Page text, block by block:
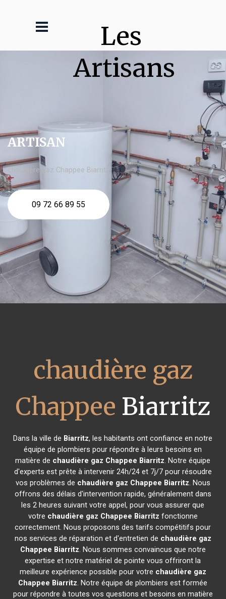
Les
Artisans
ARTISAN
chaudière gaz Chappee Biarritz
09 72 66 89 55
chaudière gaz
Chappee Biarritz
Dans la ville de Biarritz, les habitants ont confiance en notre
équipe de plombiers pour répondre à leurs besoins en
matière de chaudière gaz Chappee Biarritz. Notre équipe
d'experts est prête à intervenir 24h/24 et 7j/7 pour résoudre
vos problèmes de chaudière gaz Chappee Biarritz. Nous
offrons des délais d'intervention rapide, généralement dans
les 2 heures suivant votre appel, pour vous assurer que
votre chaudière gaz Chappee Biarritz fonctionne
correctement. Nous proposons des tarifs compétitifs pour
nos services de réparation et d'entretien de chaudière gaz
Chappee Biarritz. Nous sommes convaincus que notre
expertise et notre matériel de pointe vous offriront la
meilleure expérience possible pour votre chaudière gaz
Chappee Biarritz. Notre équipe de plombiers est formée
pour répondre à toutes vos questions et besoins en matière